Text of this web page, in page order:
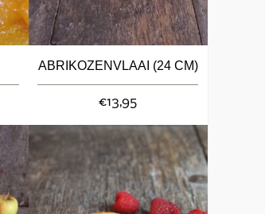
ABRIKOZENVLAAI (24 CM)
€13,95